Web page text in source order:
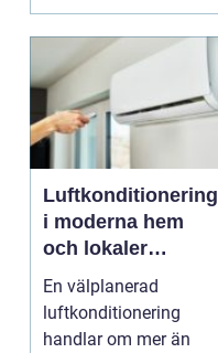
Luftkonditionering
i moderna hem
och lokaler
funktion, komfort
och
energieffektivitet
En välplanerad
luftkonditionering
handlar om mer än